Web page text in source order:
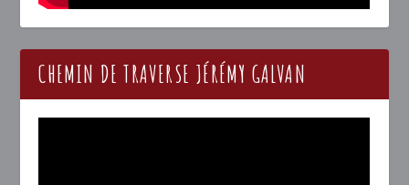
CHEMIN DE TRAVERSE JÉRÉMY GALVAN